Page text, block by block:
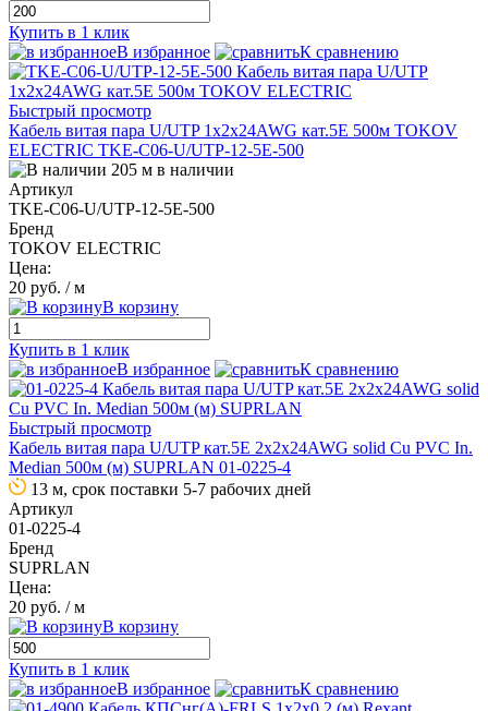
Купить в 1 клик
В избранное
К сравнению
Быстрый просмотр
Кабель витая пара U/UTP 1х2х24AWG кат.5E 500м TOKOV
ELECTRIC TKE-C06-U/UTP-12-5E-500
205 м в наличии
Артикул
TKE-C06-U/UTP-12-5E-500
Бренд
TOKOV ELECTRIC
Цена:
20 руб. / м
В корзину
Купить в 1 клик
В избранное
К сравнению
Быстрый просмотр
Кабель витая пара U/UTP кат.5E 2х2х24AWG solid Cu PVC In.
Median 500м (м) SUPRLAN 01-0225-4
13 м, срок поставки 5-7 рабочих дней
Артикул
01-0225-4
Бренд
SUPRLAN
Цена:
20 руб. / м
В корзину
Купить в 1 клик
В избранное
К сравнению